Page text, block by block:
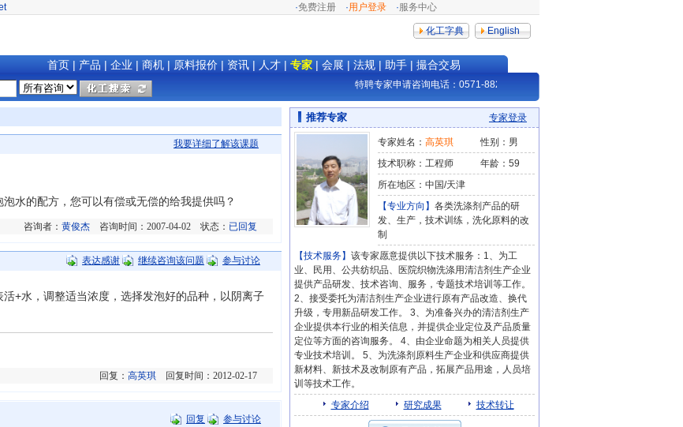
·免费注册 ·用户登录 ·服务中心
化工字典 English
首页| 产品 | 企业 | 商机| 原料报价| 资讯| 人才| 专家| 会展 | 法规| 助手| 撮合交易
特聘专家申请咨询电话：0571-88228404，邮箱：info@netsun.com
我要详细了解该课题
的配方，您可以有偿或无偿的给我提供吗？
咨询者： 黄俊杰 咨询时间：2007-04-02 状态： 已回复
表达感谢 继续咨询该问题 参与讨论
+水，调整适当浓度，选择发泡好的品种，以阴离子
回复： 高英琪 回复时间：2012-02-17
回复 参与讨论
推荐专家 专家登录
专家姓名： 高英琪
性别：男
技术职称：工程师
年龄：59
所在地区：中国/天津
【专业方向】 各类洗涤剂产品的研
发、生产，技术训练，洗化原料的改
制
【技术服务】 该专家愿意提供以下技术服务：1、为工
业、民用、公共纺织品、医院织物洗涤用清洁剂生产企业
提供产品研发、技术咨询、服务，专题技术培训等工作。
2、接受委托为清洁剂生产企业进行原有产品改造、换代
升级，专用新品研发工作。 3、为准备兴办的清洁剂生产
企业提供本行业的相关信息，并提供企业定位及产品质量
定位等方面的咨询服务。 4、由企业命题为相关人员提供
专业技术培训。 5、为洗涤剂原料生产企业和供应商提供
新材料、新技术及改制原有产品，拓展产品用途，人员培
训等技术工作。
专家介绍
研究成果 技术转让